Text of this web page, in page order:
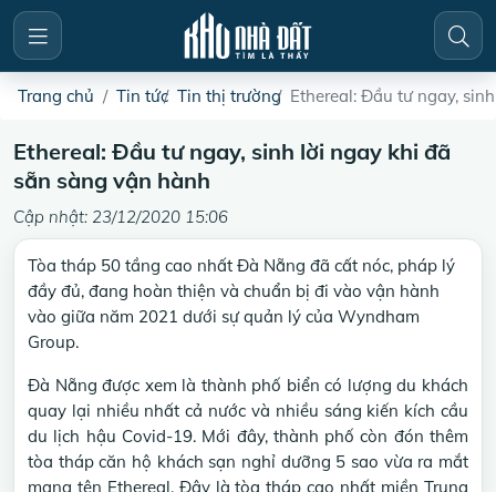
Trang chủ Tin tức Tin thị trường Ethereal: Đầu tư ngay,
Ethereal: Đầu tư ngay, sinh lời ngay khi đã
sẵn sàng vận hành
Cập nhật: 23/12/2020 15:06
Tòa tháp 50 tầng cao nhất Đà Nẵng đã cất nóc, pháp lý
đầy đủ, đang hoàn thiện và chuẩn bị đi vào vận hành
vào giữa năm 2021 dưới sự quản lý của Wyndham
Group.
Đà Nẵng được xem là thành phố biển có lượng du khách
quay lại nhiều nhất cả nước và nhiều sáng kiến kích cầu
du lịch hậu Covid-19. Mới đây, thành phố còn đón thêm
tòa tháp căn hộ khách sạn nghỉ dưỡng 5 sao vừa ra mắt
mang tên Ethereal. Đây là tòa tháp cao nhất miền Trung